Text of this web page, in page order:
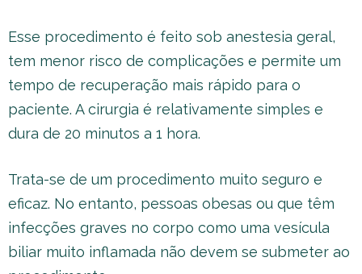
Esse procedimento é feito sob anestesia geral,
tem menor risco de complicações e permite um
tempo de recuperação mais rápido para o
paciente. A cirurgia é relativamente simples e
dura de 20 minutos a 1 hora.
Trata-se de um procedimento muito seguro e
eficaz. No entanto, pessoas obesas ou que têm
infecções graves no corpo como uma vesícula
biliar muito inflamada não devem se submeter ao